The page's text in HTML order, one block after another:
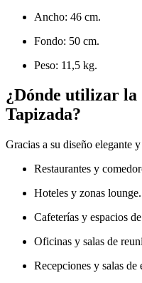
Ancho: 46 cm.
Fondo: 50 cm.
Peso: 11,5 kg.
¿Dónde utilizar
Tapizada?
Gracias a su diseño elegante
Restaurantes y
Hoteles y zonas lounge.
Cafeterías y espacios
Oficinas y salas de
Recepciones y salas de